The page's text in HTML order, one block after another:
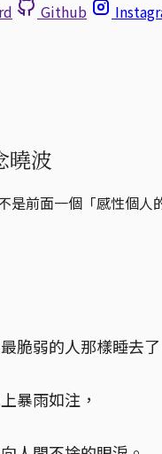
Github
波
是前面一個「感性個
脆弱的人那樣睡去了
暴雨如注，